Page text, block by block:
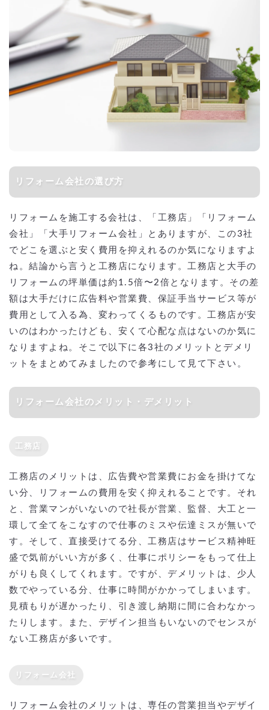
リフォーム会社の選び方
リフォームを施工する会社は、「工務店」「リフォーム
会社」「大手リフォーム会社」とありますが、この3社
でどこを選ぶと安く費用を抑えれるのか気になりますよ
ね。結論から言うと工務店になります。工務店と大手の
リフォームの坪単価は約1.5倍〜2倍となります。その差
額は大手だけに広告料や営業費、保証手当サービス等が
費用として入る為、変わってくるものです。工務店が安
いのはわかったけども、安くて心配な点はないのか気に
なりますよね。そこで以下に各3社のメリットとデメリ
ットをまとめてみましたので参考にして見て下さい。
リフォーム会社のメリット・デメリット
工務店
工務店のメリットは、広告費や営業費にお金を掛けてな
い分、リフォームの費用を安く抑えれることです。それ
と、営業マンがいないので社長が営業、監督、大工と一
環して全てをこなすので仕事のミスや伝達ミスが無いで
す。そして、直接受けてる分、工務店はサービス精神旺
盛で気前がいい方が多く、仕事にポリシーをもって仕上
がりも良くしてくれます。ですが、デメリットは、少人
数でやっている分、仕事に時間がかかってしまいます。
見積もりが遅かったり、引き渡し納期に間に合わなかっ
たりします。また、デザイン担当もいないのでセンスが
ない工務店が多いです。
リフォーム会社
リフォーム会社のメリットは、専任の営業担当やデザイ